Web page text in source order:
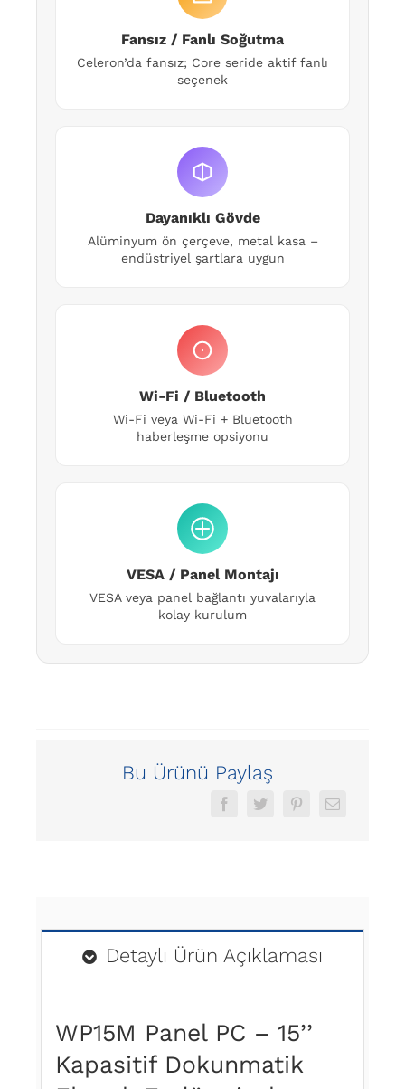
Fansız / Fanlı Soğutma
Celeron’da fansız; Core seride aktif fanlı
seçenek
Dayanıklı Gövde
Alüminyum ön çerçeve, metal kasa –
endüstriyel şartlara uygun
Wi-Fi / Bluetooth
Wi-Fi veya Wi-Fi + Bluetooth
haberleşme opsiyonu
VESA / Panel Montajı
VESA veya panel bağlantı yuvalarıyla
kolay kurulum
Bu Ürünü Paylaş
Detaylı Ürün Açıklaması
WP15M Panel PC – 15’’
Kapasitif Dokunmatik